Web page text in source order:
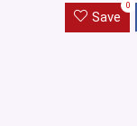
Save
0